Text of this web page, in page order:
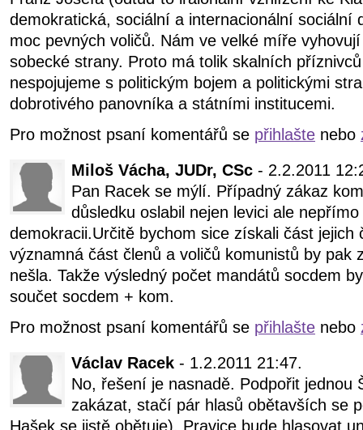
demokratická, sociální a internacionální sociální
moc pevných voličů. Nám ve velké míře
sobecké strany. Proto má tolik skalních
nespojujeme s politickým bojem a politickými
dobrotivého panovníka a státními institucemi.
Pro možnost psaní komentářů se přihlašte nebo
Miloš Vácha, JUDr, CSc - 2.2.2011
Pan Racek se mýlí. Případný zákaz
důsledku oslabil nejen levici ale
demokracii.Určitě bychom sice získali část jejich
významná část členů a voličů komunistů by pak
nešla. Takže výsledný počet mandátů socdem
součet socdem + kom.
Pro možnost psaní komentářů se přihlašte nebo
Václav Racek - 1.2.2011 21:47.
No, řešení je nasnadě. Podpořit jednou
zakázat, stačí pár hlasů obětavších se
Hašek se jistě obětuje). Pravice bude hlasovat